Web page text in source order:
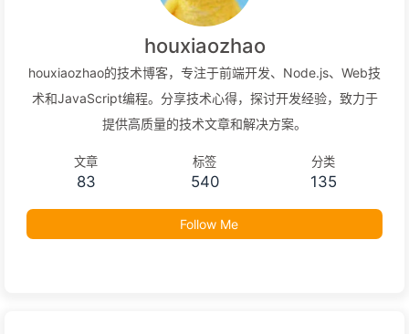
houxiaozhao
houxiaozhao的技术博客，专注于前端开发、Node.js、Web技
术和JavaScript编程。分享技术心得，探讨开发经验，致力于
提供高质量的技术文章和解决方案。
文章
83
标签
540
分类
135
Follow Me